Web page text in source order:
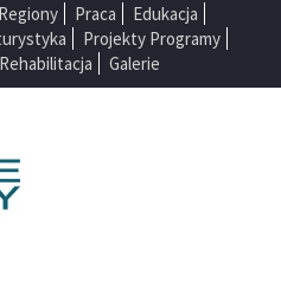
Regiony Praca
Edukacja
Projekty Programy
Galerie